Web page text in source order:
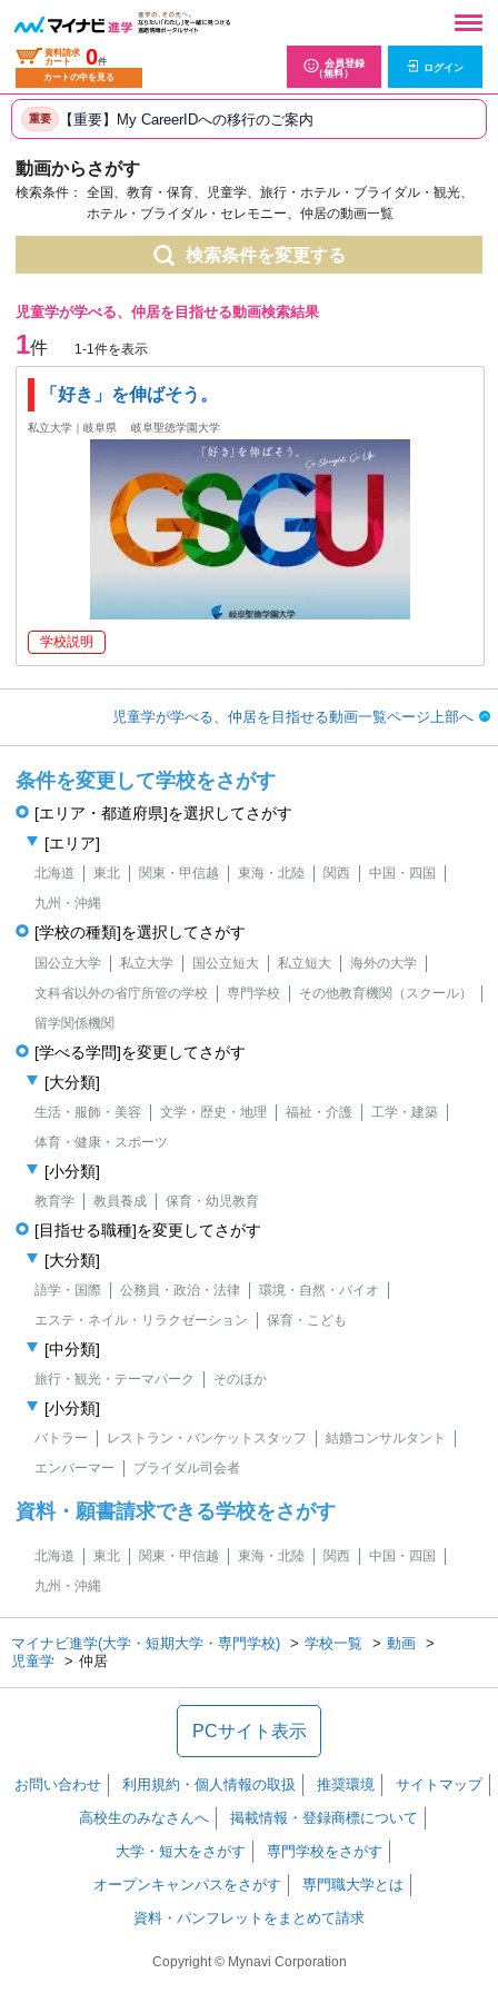
資料請求
カート
0件
カートの中を見る
会員登録
（無料）
ログイン
重要 【重要】My CareerIDへの移行のご案内
動画からさがす
検索条件：
全国、教育・保育、児童学、旅行・ホテル・ブライダル・観光、
ホテル・ブライダル・セレモニー、仲居の動画一覧
検索条件を変更する
児童学が学べる、仲居を目指せる動画検索結果
1件 1-1件を表示
「好き」を伸ばそう。
私立大学｜岐阜県 岐阜聖徳学園大学
学校説明
児童学が学べる、仲居を目指せる動画一覧ページ上部へ
条件を変更して学校をさがす
[エリア・都道府県]を選択してさがす
[エリア]
北海道 東北 関東・甲信越 東海・北陸 関西
中国・四国
九州・沖縄
[学校の種類]を選択してさがす
国公立大学 私立大学 国公立短大 私立短大
海外の大学
文科省以外の省庁所管の学校
専門学校
その他教育機関（スクール）
留学関係機関
[学べる学問]を変更してさがす
[大分類]
生活・服飾・美容 文学・歴史・地理 福祉・介護
工学・建築
体育・健康・スポーツ
[小分類]
教育学 教員養成 保育・幼児教育
[目指せる職種]を変更してさがす
[大分類]
語学・国際 公務員・政治・法律
環境・自然・バイオ
エステ・ネイル・リラクゼーション
保育・こども
[中分類]
旅行・観光・テーマパーク そのほか
[小分類]
バトラー レストラン・バンケットスタッフ
結婚コンサルタント
エンバーマー
ブライダル司会者
資料・願書請求できる学校をさがす
北海道 東北 関東・甲信越 東海・北陸 関西
中国・四国
九州・沖縄
マイナビ進学(大学・短期大学・専門学校) 学校一覧
動画
児童学
仲居
PCサイト表示
お問い合わせ 利用規約・個人情報の取扱 推奨環境
サイトマップ
高校生のみなさんへ
掲載情報・登録商標について
大学・短大をさがす
専門学校をさがす
オープンキャンパスをさがす
専門職大学とは
資料・パンフレットをまとめて請求
Copyright © Mynavi Corporation